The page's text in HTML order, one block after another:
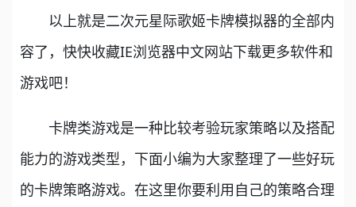
以上就是二次元星际歌姬卡牌模拟器的全部内
容了，快快收藏IE浏览器中文网站下载更多软件和
游戏吧！
卡牌类游戏是一种比较考验玩家策略以及搭配
能力的游戏类型，下面小编为大家整理了一些好玩
的卡牌策略游戏。在这里你要利用自己的策略合理